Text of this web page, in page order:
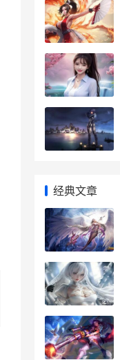
经典文章